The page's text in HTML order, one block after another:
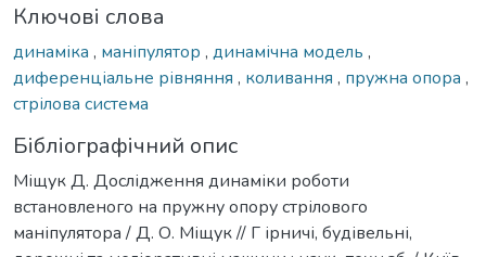
Ключові слова
динаміка , маніпулятор , динамічна модель ,
диференціальне рівняння , коливання , пружна опора ,
стрілова система
Бібліографічний опис
Міщук Д. Дослідження динаміки роботи
встановленого на пружну опору стрілового
маніпулятора / Д. О. Міщук // Г ірничі, будівельні,